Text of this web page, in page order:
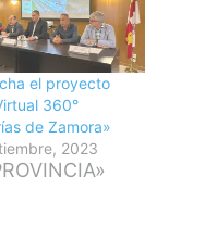
el proyecto
360°
de Zamora»
2023